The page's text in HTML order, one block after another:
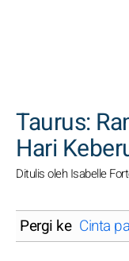
Taurus:
Hari
Ditulis oleh Isabelle
Pergi ke Cinta